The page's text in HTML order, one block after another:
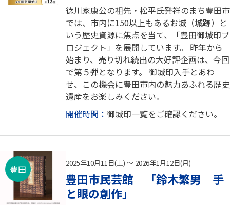
徳川家康公の祖先・松平氏発祥のまち豊田市
では、市内に150以上もあるお城（城跡）と
いう歴史資源に焦点を当て、「豊田御城印プ
ロジェクト」を展開しています。 昨年から
始まり、売り切れ続出の大好評企画は、今回
で第５弾となります。 御城印入手とあわ
せ、この機会に豊田市内の魅力あふれる歴史
遺産をお楽しみください。
開催時間： 御城印一覧をご確認ください。
豊田
2025年10月11日(土) ～ 2026年1月12日(月)
豊田市民芸館 「鈴木繁男 手
と眼の創作」